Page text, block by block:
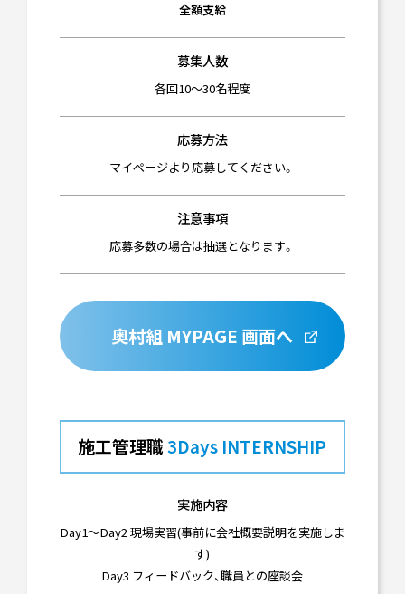
全額支給
募集人数
各回10～30名程度
応募方法
マイぺージより応募してください。
注意事項
応募多数の場合は抽選となります。
奥村組 MYPAGE 画面へ
施工管理職3Days INTERNSHIP
実施内容
Day1～Day2 現場実習(事前に会社概要説明を実施しま
す)
Day3 フィードバック、職員との座談会